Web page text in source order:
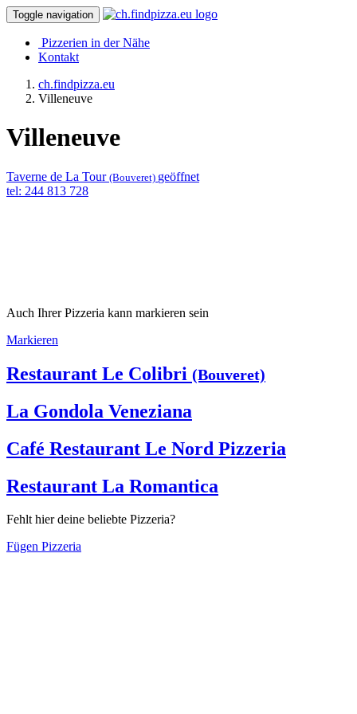
Toggle navigation
Pizzerien in der Nähe
Kontakt
ch.findpizza.eu
Villeneuve
Villeneuve
Taverne de La Tour (Bouveret) geöffnet
tel: 244 813 728
Auch Ihrer Pizzeria kann markieren sein
Markieren
Restaurant Le Colibri (Bouveret)
La Gondola Veneziana
Café Restaurant Le Nord Pizzeria
Restaurant La Romantica
Fehlt hier deine beliebte Pizzeria?
Fügen Pizzeria